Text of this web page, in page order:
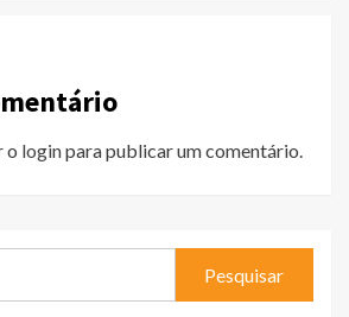
o loginpara publicar um comentário.